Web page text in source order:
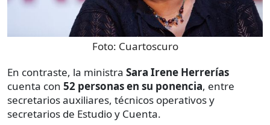
Foto: Cuartoscuro
En contraste, la ministra Sara Irene Herrerías
cuenta con 52 personas en su ponencia, entre
secretarios auxiliares, técnicos operativos y
secretarios de Estudio y Cuenta.